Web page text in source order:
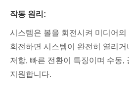
작동 원리:
시스템은 볼을 회전시켜 미디어의
회전하면 시스템이 완전히 열리거
저항, 빠른 전환이 특징이며 수동,
지원합니다.